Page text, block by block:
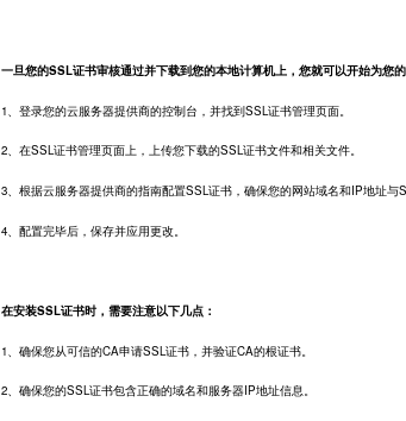
一旦您的SSL证书审核通过并下载到您的本地计算机上，您就可以开始为您
1、登录您的云服务器提供商的控制台，并找到SSL证书管理页面。
2、在SSL证书管理页面上，上传您下载的SSL证书文件和相关文件。
3、根据云服务器提供商的指南配置SSL证书，确保您的网站域名和IP地址与
4、配置完毕后，保存并应用更改。
在安装SSL证书时，需要注意以下几点：
1、确保您从可信的CA申请SSL证书，并验证CA的根证书。
2、确保您的SSL证书包含正确的域名和服务器IP地址信息。